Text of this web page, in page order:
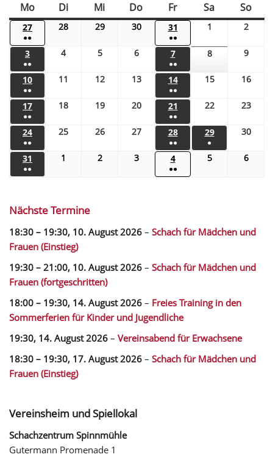
Mo
Di Mi Do Fr Sa So
27
●●
28 29 30 31
●●
1 2
3
●●
4 5 6 7
●●
8 9
10
●●
11 12 13 14
●●
15 16
17
●●
18 19 20 21
●●
22 23
24
●●
25 26 27 28
●●
29
●
30
31
●●
1 2 3 4
●●
5 6
Nächste Termine
18:30 – 19:30, 10. August 2026 – Schach für Mädchen und
Frauen (Einstieg)
19:30 – 21:00, 10. August 2026 – Schach für Mädchen und
Frauen (fortgeschritten)
18:00 – 19:30, 14. August 2026 – Freies Training in den
Sommerferien für Kinder und Jugendliche
19:30, 14. August 2026 – Vereinsabend für Erwachsene
18:30 – 19:30, 17. August 2026 – Schach für Mädchen und
Frauen (Einstieg)
Vereinsheim und Spiellokal
Schachzentrum Spinnmühle
Gutermann Promenade 1